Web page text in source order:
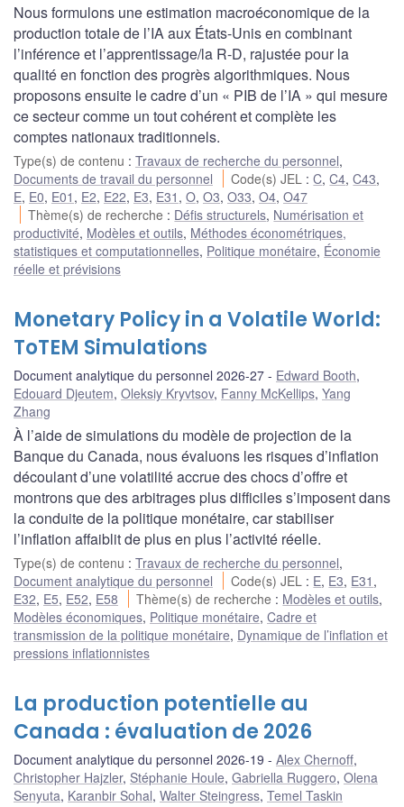
Nous formulons une estimation macroéconomique de la
production totale de l’IA aux États-Unis en combinant
l’inférence et l’apprentissage/la R-D, rajustée pour la
qualité en fonction des progrès algorithmiques. Nous
proposons ensuite le cadre d’un « PIB de l’IA » qui mesure
ce secteur comme un tout cohérent et complète les
comptes nationaux traditionnels.
Type(s) de contenu : Travaux de recherche du personnel,
Documents de travail du personnel
Code(s) JEL :C,C4,C43,
E, E0, E01 , E2, E22, E3, E31 , O, O3, O33, O4, O47
Thème(s) de recherche : Défis structurels, Numérisation et
productivité, Modèles et outils, Méthodes économétriques,
statistiques et computationnelles, Politique monétaire, Économie
réelle et prévisions
Monetary Policy in a Volatile World:
ToTEM Simulations
Document analytique du personnel 2026-27 Edward Booth,
Edouard Djeutem, Oleksiy Kryvtsov, Fanny McKellips, Yang
Zhang
À l’aide de simulations du modèle de projection de la
Banque du Canada, nous évaluons les risques d’inflation
découlant d’une volatilité accrue des chocs d’offre et
montrons que des arbitrages plus difficiles s’imposent dans
la conduite de la politique monétaire, car stabiliser
l’inflation affaiblit de plus en plus l’activité réelle.
Type(s) de contenu : Travaux de recherche du personnel,
Document analytique du personnel
Code(s) JEL : E, E3, E31 ,
E32, E5, E52, E58 Thème(s) de recherche : Modèles et outils,
Modèles économiques, Politique monétaire, Cadre et
transmission de la politique monétaire, Dynamique de l’inflation et
pressions inflationnistes
La production potentielle au
Canada : évaluation de 2026
Document analytique du personnel 2026-19 Alex Chernoff,
Christopher Hajzler, Stéphanie Houle, Gabriella Ruggero, Olena
Senyuta, Karanbir Sohal, Walter Steingress, Temel Taskin